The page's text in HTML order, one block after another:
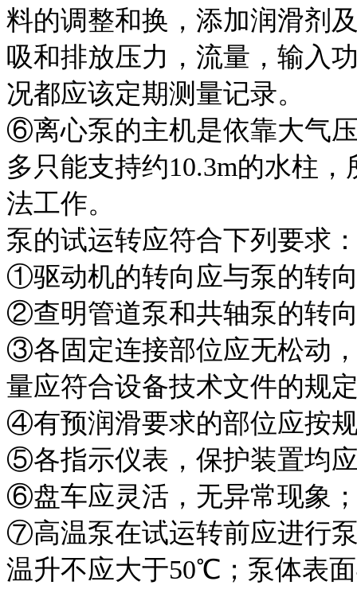
料的调整和换，添加润滑剂
吸和排放压力，流量，输入
况都应该定期测量记录
⑥离心泵的主机是依靠大气
多只能支持约10.3m的水柱，
法工作。
泵的试运转应符合下列
①驱动机的转向应与泵的
②查明管道泵和共轴泵的
③各固定连接部位应无松动
量应符合设备技术文件
④有预润滑要求的部位应
⑤各指示仪表，保护装置
⑥盘车应灵活，无异常
⑦高温泵在试运转前应进行
温升不应大于50℃；泵体表